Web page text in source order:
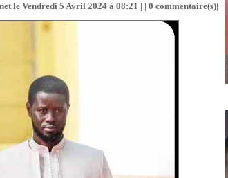
le Vendredi 5 Avril 2024 à 08:21 | | 0 commentaire(s)|